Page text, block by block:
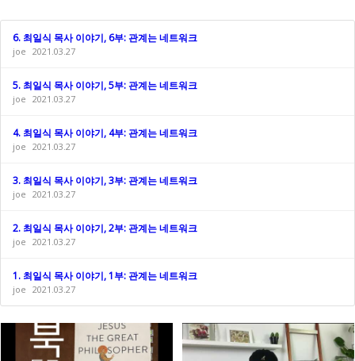
6. 최일식 목사 이야기, 6부: 관계는 네트워크
joe 2021.03.27
5. 최일식 목사 이야기, 5부: 관계는 네트워크
joe 2021.03.27
4. 최일식 목사 이야기, 4부: 관계는 네트워크
joe 2021.03.27
3. 최일식 목사 이야기, 3부: 관계는 네트워크
joe 2021.03.27
2. 최일식 목사 이야기, 2부: 관계는 네트워크
joe 2021.03.27
1. 최일식 목사 이야기, 1부: 관계는 네트워크
joe 2021.03.27
북 토크: 위대한 철학자 예수 - 저자: Johnathan Pennington
2020.11.04 447
READ, THINK, Pray and Vote
joe 2020.11.02 442